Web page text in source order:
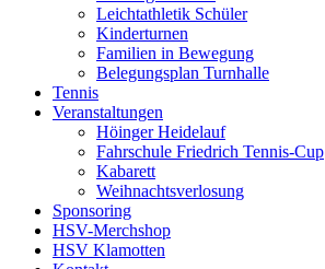
Leichtathletik Schüler
Kinderturnen
Familien in Bewegung
Belegungsplan Turnhalle
Tennis
Veranstaltungen
Höinger Heidelauf
Fahrschule Friedrich Tennis-Cup
Kabarett
Weihnachtsverlosung
Sponsoring
HSV-Merchshop
HSV Klamotten